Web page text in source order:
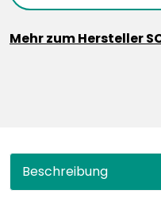
Mehr zum Hersteller
Beschreibung